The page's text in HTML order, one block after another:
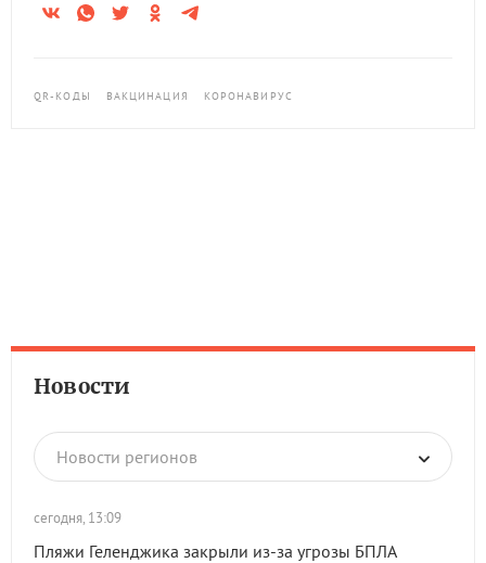
QR-КОДЫ ВАКЦИНАЦИЯ КОРОНАВИРУС
Новости
Новости регионов
сегодня, 13:09
Пляжи Геленджика закрыли из-за угрозы БПЛА